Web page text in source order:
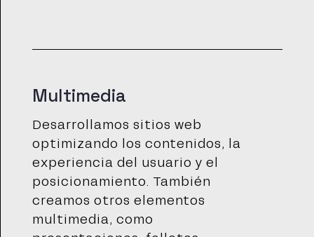
Multimedia
Desarrollamos sitios web
optimizando los contenidos, la
experiencia del usuario y el
posicionamiento. También
creamos otros elementos
multimedia, como